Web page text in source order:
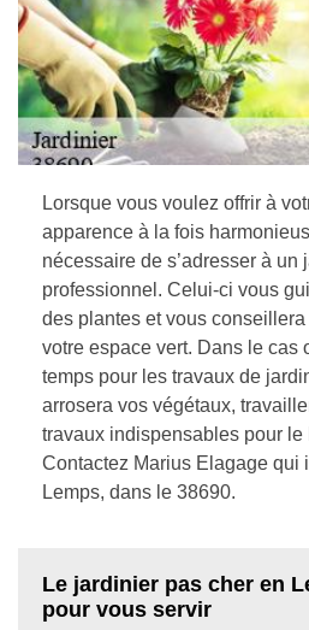
Lorsque vous voulez offrir à
apparence à la fois
nécessaire de s’adresser à un
professionnel. Celui-ci vous
des plantes et vous conseillera
votre espace vert. Dans le cas
temps pour les travaux de
arrosera vos végétaux,
travaux indispensables pour le
Contactez Marius Elagage qui
Lemps, dans le 38690.
Le jardinier pas cher en
pour vous servir